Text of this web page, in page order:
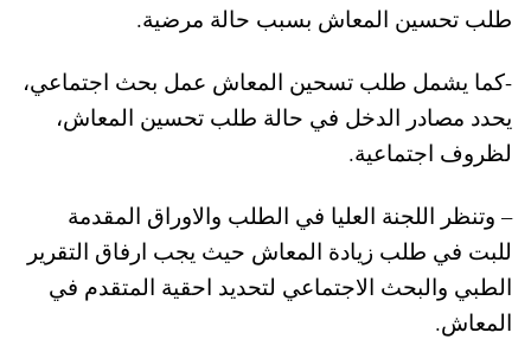
طلب تحسين المعاش بسبب حالة مرضية.
-كما يشمل طلب تسحين المعاش عمل بحث اجتماعي،
يحدد مصادر الدخل في حالة طلب تحسين المعاش،
لظروف اجتماعية.
– وتنظر اللجنة العليا في الطلب والاوراق المقدمة
للبت في طلب زيادة المعاش حيث يجب ارفاق التقرير
الطبي والبحث الاجتماعي لتحديد احقية المتقدم في
المعاش.